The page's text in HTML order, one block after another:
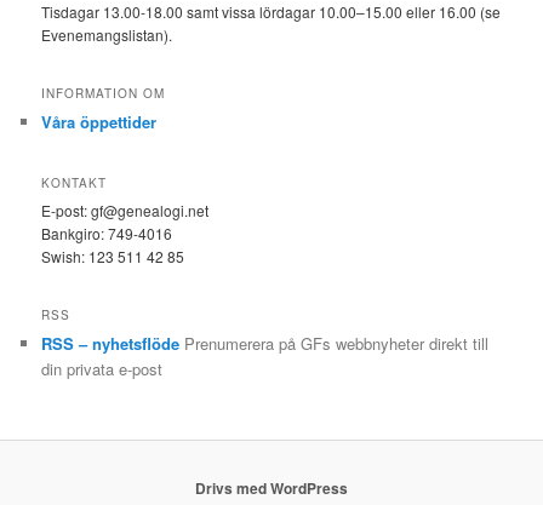
Tisdagar 13.00-18.00 samt vissa lördagar 10.00–15.00 eller 16.00 (se
Evenemangslistan).
INFORMATION OM
Våra öppettider
KONTAKT
E-post: gf@genealogi.net
Bankgiro: 749-4016
Swish: 123 511 42 85
RSS
RSS – nyhetsflöde Prenumerera på GFs webbnyheter direkt till
din privata e-post
Drivs med WordPress